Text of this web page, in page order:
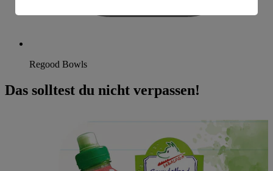
Regood Bowls
Das solltest du nicht verpassen!
Informationen zum Herausgeber der Seite findest du